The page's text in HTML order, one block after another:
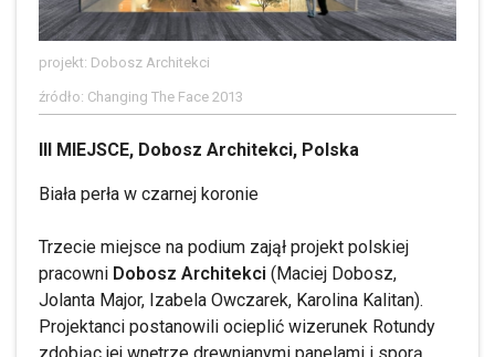
projekt: Dobosz Architekci
źródło: Changing The Face 2013
III MIEJSCE, Dobosz Architekci, Polska
Biała perła w czarnej koronie
Trzecie miejsce na podium zajął projekt polskiej
pracowni Dobosz Architekci (Maciej Dobosz,
Jolanta Major, Izabela Owczarek, Karolina Kalitan).
Projektanci postanowili ocieplić wizerunek Rotundy